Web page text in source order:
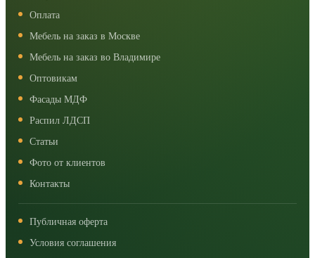
Оплата
Мебель на заказ в Москве
Мебель на заказ во Владимире
Оптовикам
Фасады МДФ
Распил ЛДСП
Статьи
Фото от клиентов
Контакты
Публичная оферта
Условия соглашения